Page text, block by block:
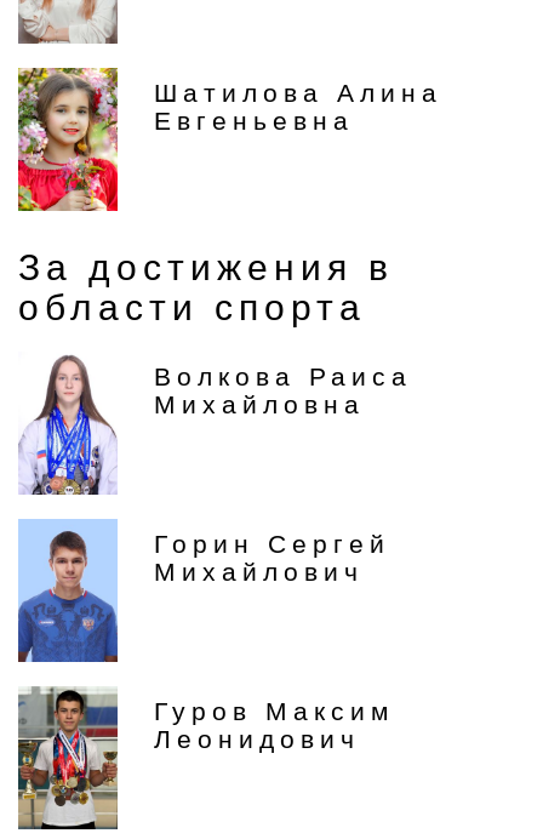
Шатилова Алина
Евгеньевна
За достижения в
области спорта
Волкова Раиса
Михайловна
Горин Сергей
Михайлович
Гуров Максим
Леонидович